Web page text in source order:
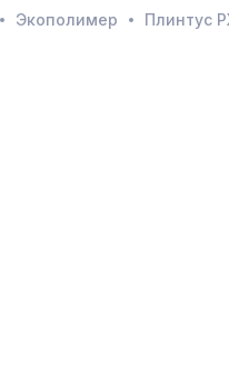
Экополимер Плинтус